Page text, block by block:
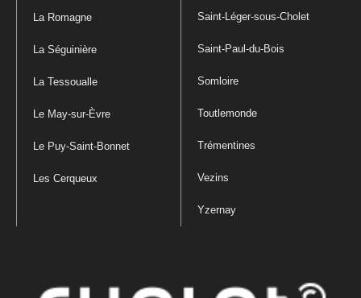
La Romagne
La Séguinière
La Tessoualle
Le May-sur-Èvre
Le Puy-Saint-Bonnet
Les Cerqueux
Saint-Léger-sous-Cholet
Saint-Paul-du-Bois
Somloire
Toutlemonde
Trémentines
Vezins
Yzernay